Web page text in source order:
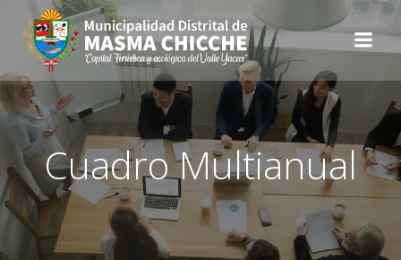
Cuadro Multianual